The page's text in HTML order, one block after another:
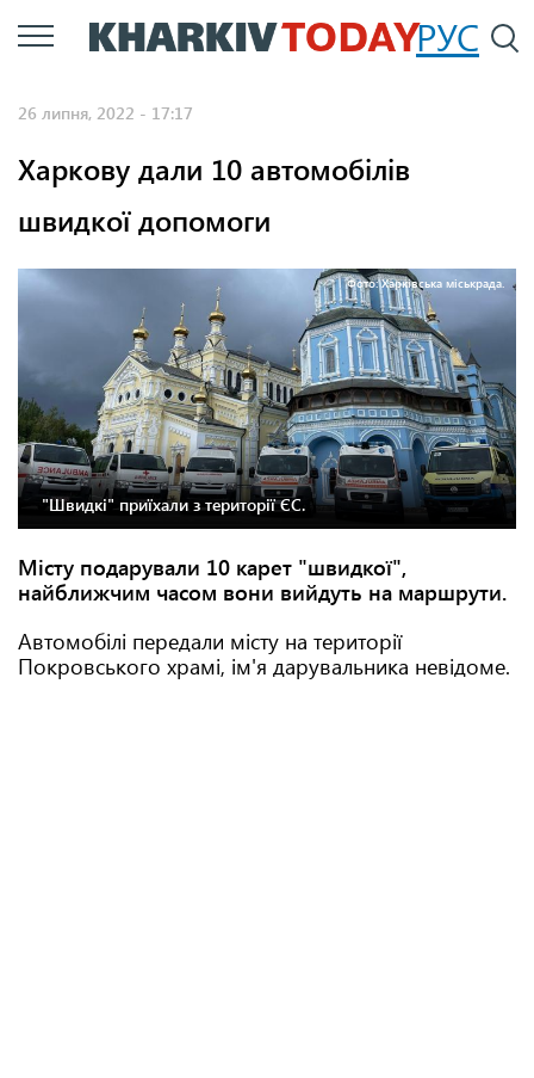
Перейти
до
РУС
26 липня, 2022 - 17:17
Харкову дали 10 автомобілів
швидкої допомоги
Фото: Харківська міськрада.
"Швидкі" приїхали з території ЄС.
Місту подарували 10 карет "швидкої",
найближчим часом вони вийдуть на маршрути.
Автомобілі передали місту на території
Покровського храмі, ім'я дарувальника невідоме.